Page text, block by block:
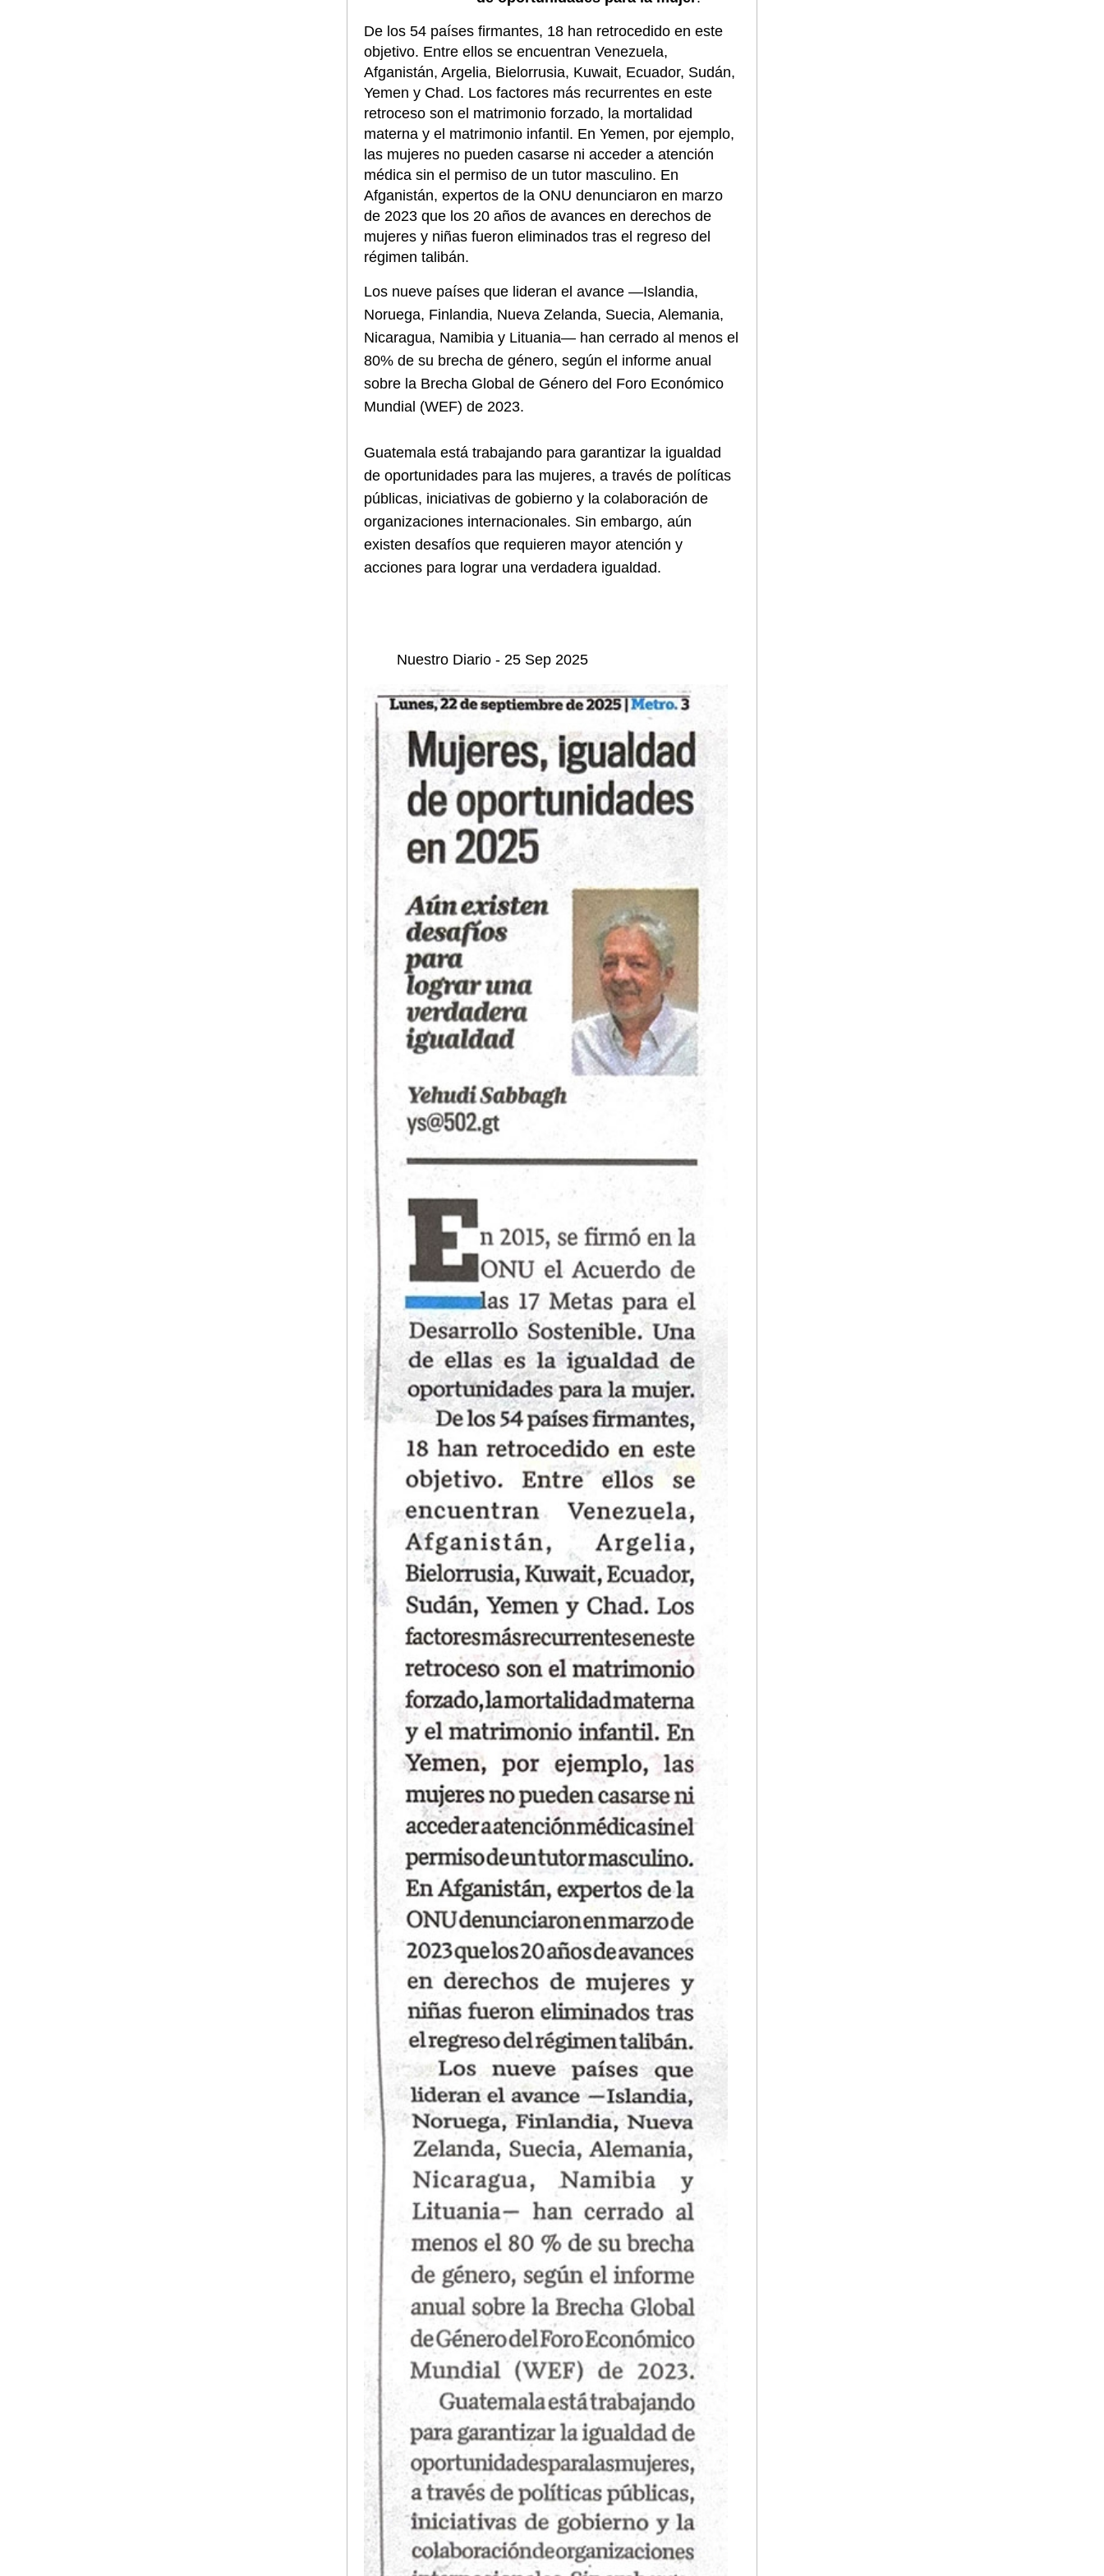
De los 54 países firmantes, 18 han retrocedido en este
objetivo. Entre ellos se encuentran Venezuela,
Afganistán, Argelia, Bielorrusia, Kuwait, Ecuador, Sudán,
Yemen y Chad. Los factores más recurrentes en este
retroceso son el matrimonio forzado, la mortalidad
materna y el matrimonio infantil. En Yemen, por ejemplo,
las mujeres no pueden casarse ni acceder a atención
médica sin el permiso de un tutor masculino. En
Afganistán, expertos de la ONU denunciaron en marzo
de 2023 que los 20 años de avances en derechos de
mujeres y niñas fueron eliminados tras el regreso del
régimen talibán.
Los nueve países que lideran el avance —Islandia,
Noruega, Finlandia, Nueva Zelanda, Suecia, Alemania,
Nicaragua, Namibia y Lituania— han cerrado al menos el
80% de su brecha de género, según el informe anual
sobre la Brecha Global de Género del Foro Económico
Mundial (WEF) de 2023.
Guatemala está trabajando para garantizar la igualdad
de oportunidades para las mujeres, a través de políticas
públicas, iniciativas de gobierno y la colaboración de
organizaciones internacionales. Sin embargo, aún
existen desafíos que requieren mayor atención y
acciones para lograr una verdadera igualdad.
	Nuestro Diario - 25 Sep 2025